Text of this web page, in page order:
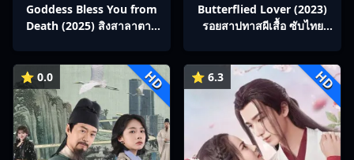
Goddess Bless You from
Death (2025) สิงสาลาตาย
Butterflied Lover (2023)
รอยสาปทาสผีเสื้อ ซับไทย
⭐ 0.0 HD ⭐ 6.3 HD